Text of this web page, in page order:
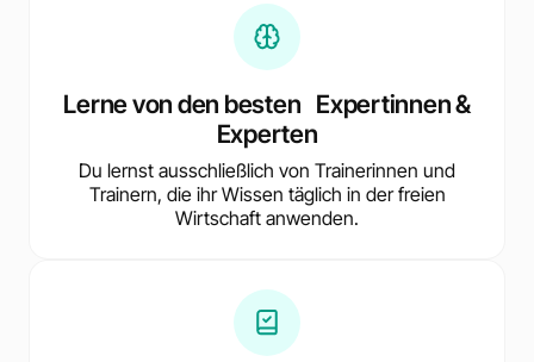
Lerne von den besten Expertinnen &
Experten
Du lernst ausschließlich von Trainerinnen und
Trainern, die ihr Wissen täglich in der freien
Wirtschaft anwenden.